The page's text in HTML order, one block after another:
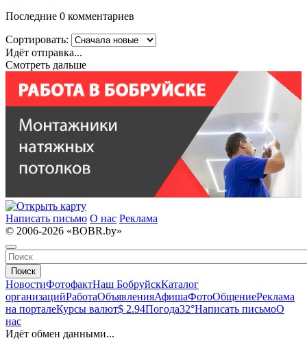
Последние 0 комментариев
Сортировать:
Идёт отправка...
Смотреть дальше
Написать письмо О нас Реклама
© 2006-2026 «BOBR.by»
Поиск
НовостиФотофактНаш БобруйскКаталог
организацийРаботаОбъявленияАфишаФотоОбщениеРеклама
на порталеКурсы валют$ 2.94Погода32°Написать письмоО
нас
Идёт обмен данными...